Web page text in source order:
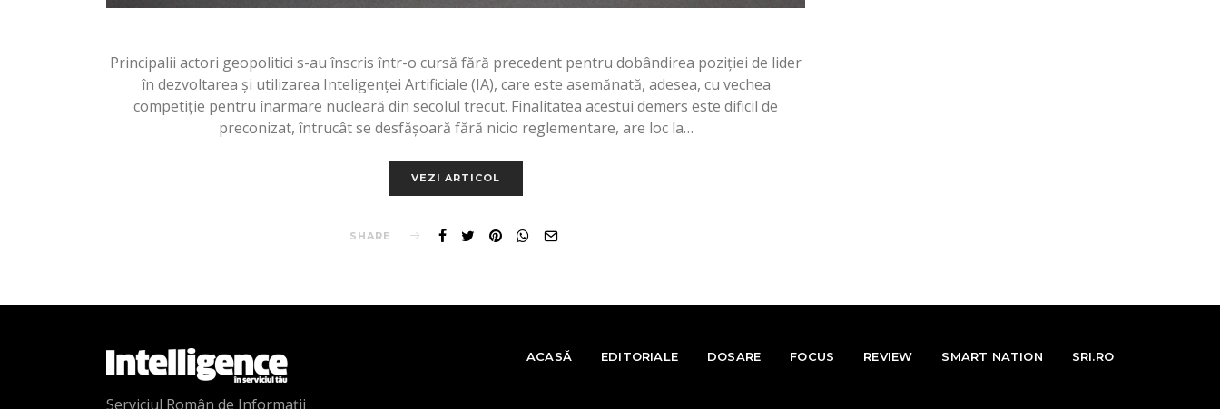
Principalii actori geopolitici s-au înscris într-o cursă fără precedent pentru dobândirea poziției de lider
în dezvoltarea și utilizarea Inteligenţei Artificiale (IA), care este asemănată, adesea, cu vechea
competiție pentru înarmare nucleară din secolul trecut. Finalitatea acestui demers este dificil de
preconizat, întrucât se desfășoară fără nicio reglementare, are loc la…
VEZI ARTICOL
SHARE
ACASĂ EDITORIALE DOSARE FOCUS REVIEW SMART NATION SRI.RO
Serviciul Român de Informații